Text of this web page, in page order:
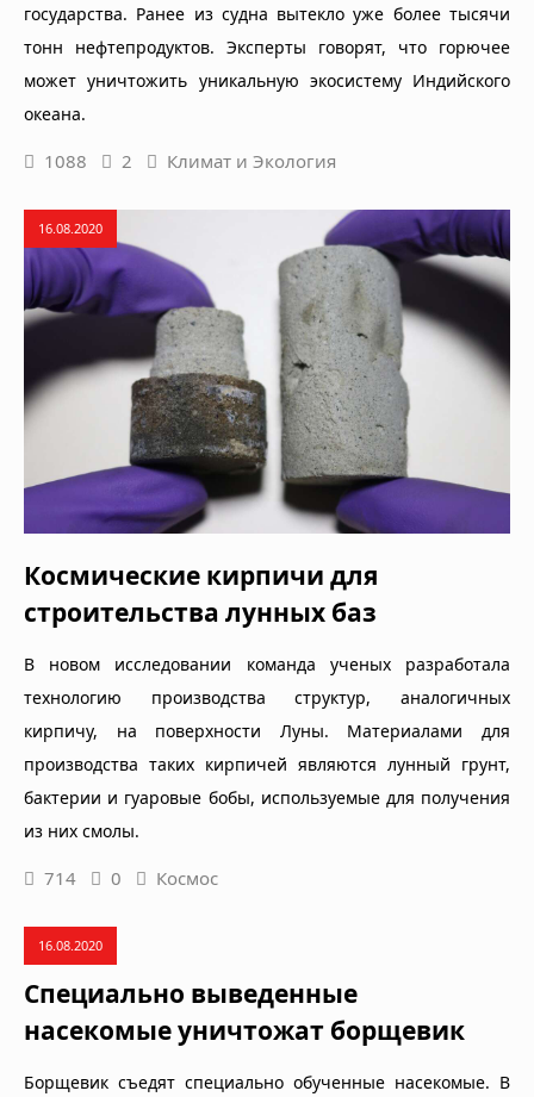
государства. Ранее из судна вытекло уже более тысячи
тонн нефтепродуктов. Эксперты говорят, что горючее
может уничтожить уникальную экосистему Индийского
океана.
1088 2 Климат и Экология
16.08.2020
Космические кирпичи для
строительства лунных баз
В новом исследовании команда ученых разработала
технологию производства структур, аналогичных
кирпичу, на поверхности Луны. Материалами для
производства таких кирпичей являются лунный грунт,
бактерии и гуаровые бобы, используемые для получения
из них смолы.
714 0 Космос
16.08.2020
Специально выведенные
насекомые уничтожат борщевик
Борщевик съедят специально обученные насекомые. В